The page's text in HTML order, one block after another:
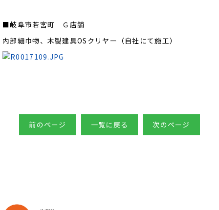
■岐阜市若宮町 Ｇ店舗
内部細巾物、木製建具OSクリヤー（自社にて施工）
前のページ 一覧に戻る 次のページ